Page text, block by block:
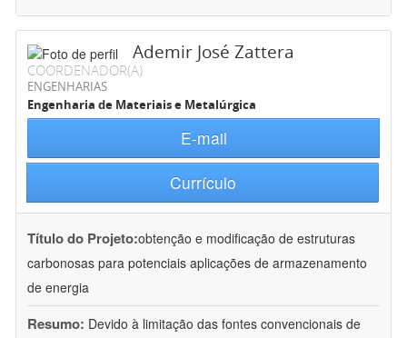
Ademir José Zattera
COORDENADOR(A)
ENGENHARIAS
Engenharia de Materiais e Metalúrgica
E-mail
Currículo
Título do Projeto:obtenção e modificação de estruturas
carbonosas para potenciais aplicações de armazenamento
de energia
Resumo: Devido à limitação das fontes convencionais de